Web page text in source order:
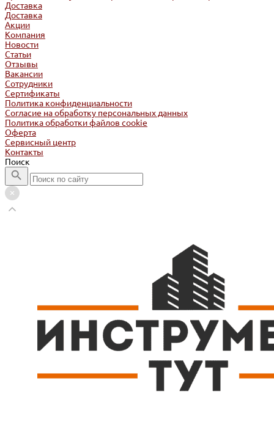
Доставка
Доставка
Акции
Компания
Новости
Статьи
Отзывы
Вакансии
Сотрудники
Сертификаты
Политика конфиденциальности
Согласие на обработку персональных данных
Политика обработки файлов cookie
Оферта
Сервисный центр
Контакты
Поиск